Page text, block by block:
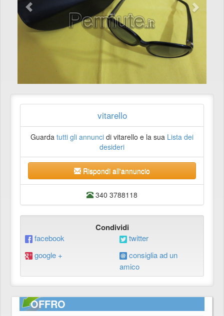
vitarello
Guarda tutti gli annunci di vitarello e la sua Lista dei
desideri
Rispondi all'annuncio
340 3788118
Condividi
facebook
twitter
google +
consiglia ad un
amico
OFFRO